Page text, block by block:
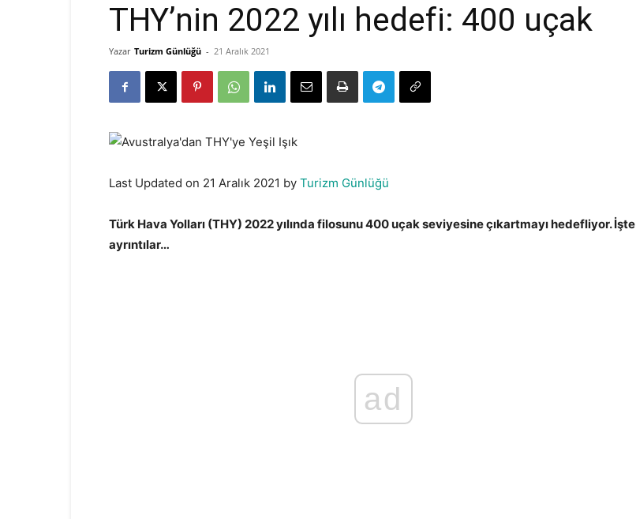
THY’nin 2022 yılı hedefi: 400 uçak
Yazar Turizm Günlüğü - 21 Aralık 2021
Last Updated on 21 Aralık 2021 by Turizm Günlüğü
Türk Hava Yolları (THY) 2022 yılında filosunu 400 uçak seviyesine çıkartmayı hedefliyor. İşte
ayrıntılar…
ad